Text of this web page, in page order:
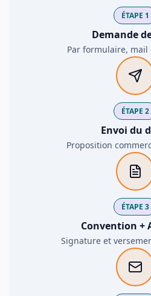
ÉTAPE 1
Demande
Par formulaire, mail
ÉTAPE 2
Envoi du
Proposition
ÉTAPE 3
Convention +
Signature et